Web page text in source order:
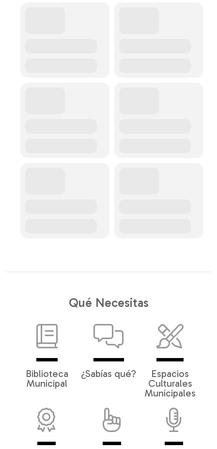
Qué Necesitas
Biblioteca
Municipal
¿Sabías qué?
Espacios
Culturales
Municipales